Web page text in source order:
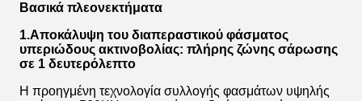
Βασικά πλεονεκτήματα
1.Αποκάλυψη του διαπεραστικού φάσματος
υπεριώδους ακτινοβολίας: πλήρης ζώνης σάρωσης
σε 1 δευτερόλεπτο
Η προηγμένη τεχνολογία συλλογής φασμάτων υψηλής